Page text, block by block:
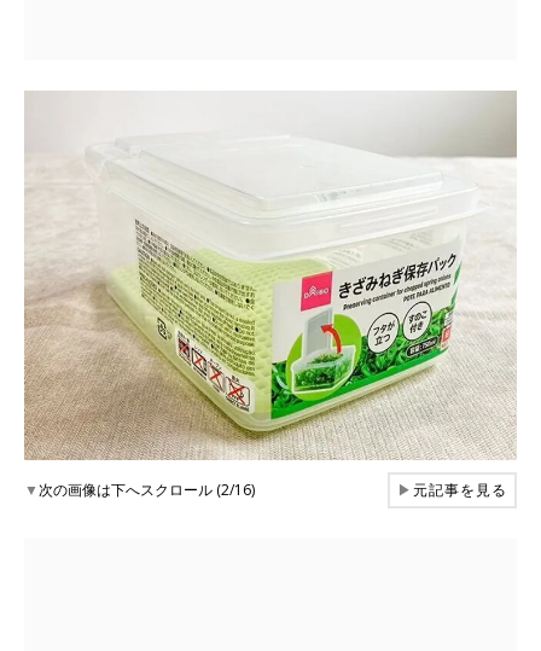
▼次の画像は下へスクロール (2/16) ▶元記事を見る